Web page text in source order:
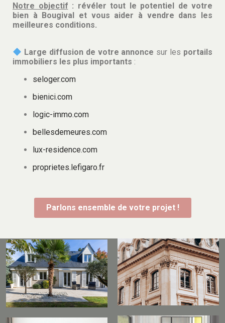
Notre objectif : révéler tout le potentiel de votre
bien à Bougival et vous aider à vendre dans les
meilleures conditions.
Large diffusion de votre annonce sur les portails
immobiliers les plus importants :
seloger.com
bienici.com
logic-immo.com
bellesdemeures.com
lux-residence.com
proprietes.lefigaro.fr
Parlons ensemble de votre projet !